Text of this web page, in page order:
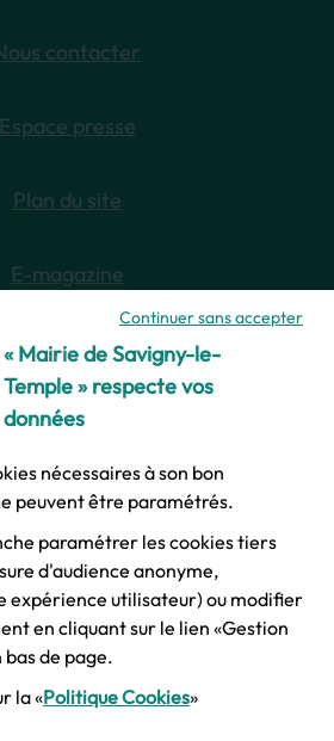
contacter
Espace presse
Plan du site
E-magazine
Newsletter
Savigny-le-Temple
légales
Accessibilité
Plan du site
Continuer sans accepter
« Mairie de Savigny-le-
Temple » respecte vos
données
nécessaires à son bon
peuvent être paramétrés.
paramétrer les cookies tiers
d'audience anonyme,
expérience utilisateur) ou modifier
en cliquant sur le lien «Gestion
bas de page.
la «Politique Cookies»